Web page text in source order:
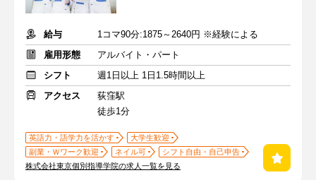
給与
1コマ90分:1875～2640円 ※経験による
雇用形態
アルバイト・パート
シフト
週1日以上 1日1.5時間以上
アクセス
荻窪駅
徒歩1分
英語力・語学力を活かす
大学生歓迎
副業・Ｗワーク歓迎
ネイル可
シフト自由・自己申告
株式会社東京個別指導学院の求人一覧を見る